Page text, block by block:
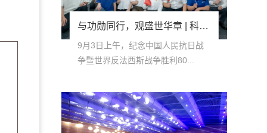
与功勋同行，观盛世华章 | 科名营养研究院组织观看九三阅兵仪式
9月3日上午，纪念中国人民抗日战
争暨世界反法西斯战争胜利80...